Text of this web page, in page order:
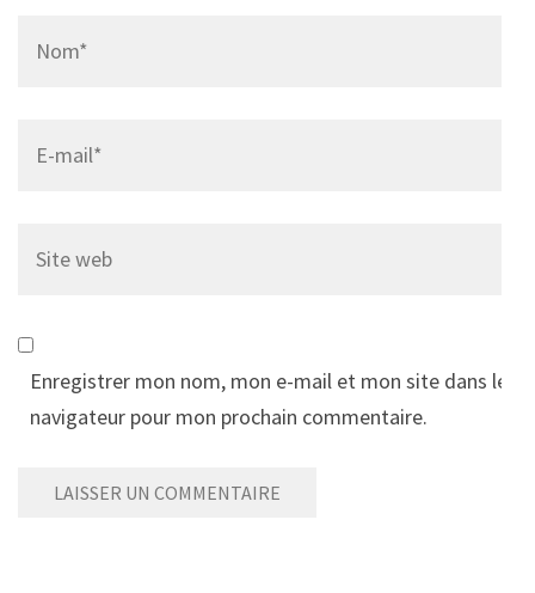
web
Enregistrer mon nom, mon e-mail et mon site dans le
navigateur pour mon prochain commentaire.